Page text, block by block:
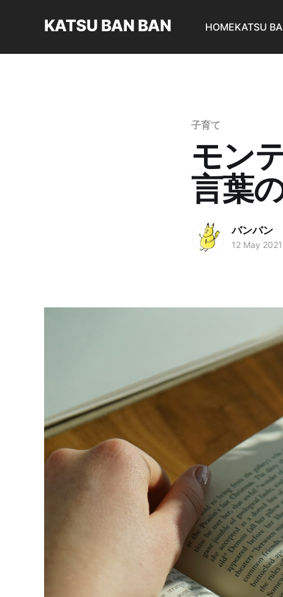
KATSU BAN BAN HOMEKATSU
子育て
モン
言葉
バンバン
12 May 2021